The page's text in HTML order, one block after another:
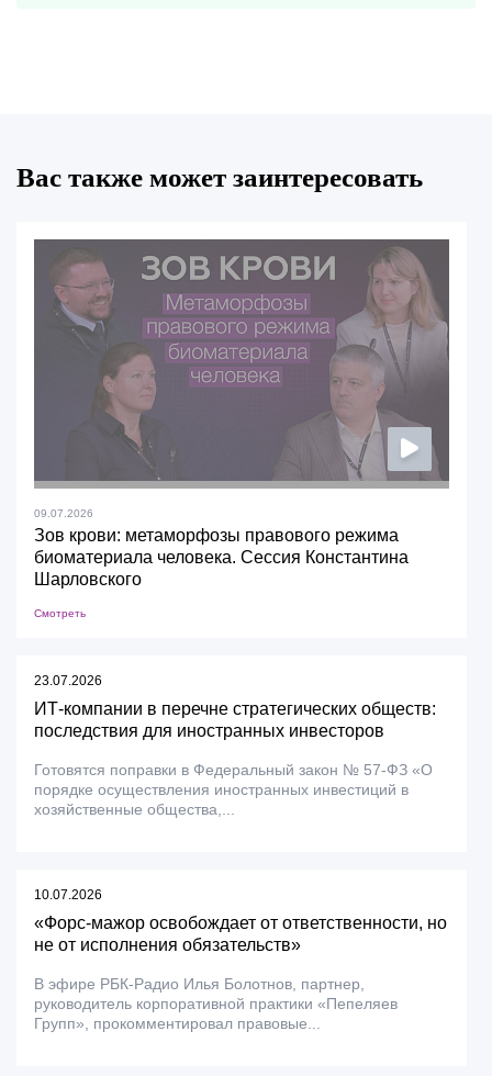
Вас также может заинтересовать
09.07.2026
Зов крови: метаморфозы правового режима
биоматериала человека. Сессия Константина
Шарловского
Смотреть
23.07.2026
ИТ-компании в перечне стратегических обществ:
последствия для иностранных инвесторов
Готовятся поправки в Федеральный закон № 57-ФЗ «О
порядке осуществления иностранных инвестиций в
хозяйственные общества,...
10.07.2026
«Форс-мажор освобождает от ответственности, но
не от исполнения обязательств»
В эфире РБК-Радио Илья Болотнов, партнер,
руководитель корпоративной практики «Пепеляев
Групп», прокомментировал правовые...